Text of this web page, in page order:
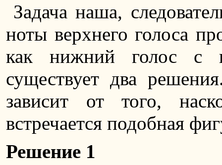
Задача наша,
ноты верхнего голоса
как нижний голос с
существует два
зависит от того,
встречается подобная
Решение 1